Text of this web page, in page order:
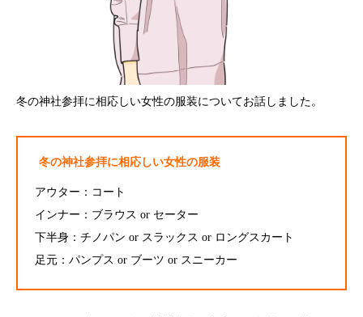
冬の神社参拝に相応しい女性の服装についてお話しました。
冬の神社参拝に相応しい女性の服装
アウター：コート
インナー：ブラウス or セーター
下半身：チノパン or スラックス or ロングスカート
足元：パンプス or ブーツ or スニーカー